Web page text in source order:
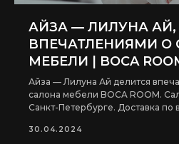
АЙЗА — ЛИЛУНА
ВПЕЧАТЛЕНИЯМИ О
МЕБЕЛИ | BOCA
Айза — Лилуна Ай делится
салона мебели BOCA ROOM.
Санкт-Петербурге. Доставка по
30.04.2024